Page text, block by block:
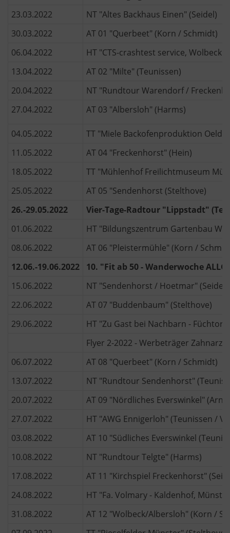
23.03.2022
NT "Altes Backhaus Einen" (Seidel)
30.03.2022
AT 01 "Querbeet" (Korn / Schmidt)
06.04.2022
HT "CTS-crashtest service, Wolbeck"
13.04.2022
AT 02 "Milte" (Teunissen)
20.04.2022
NT "Rundtour Warendorf /
27.04.2022
AT 03 "Albersloh" (Harms)
04.05.2022
TT "Miele Backofenproduktion
11.05.2022
AT 04 "Freckenhorst" (Hein)
18.05.2022
TT "Mühlenhof Freilichtmuseum
25.05.2022
AT 05 "Sendenhorst (Stelthove)
26.-29.05.2022
Vier-Tage-Radtour "Lippstadt"
01.06.2022
HT "Bildungszentrum Gartenbau
08.06.2022
AT 06 "Pleistermühle" (Korn /
12.06.-19.06.2022
10. "Fit ab 50 - Wanderwoche
15.06.2022
NT "Sendenhorst / Hoetmar" (Seidel)
22.06.2022
AT 07 "Buddenbaum" (Stelthove)
29.06.2022
HT "Zu Gast bei Nachbarn -
Flyer 2-2022 - Werbeträger
06.07.2022
AT 08 "Querbeet" (Korn / Schmidt)
13.07.2022
NT "Rundtour Sendenhorst"
20.07.2022
AT 09 "Nördliches Everswinkel"
27.07.2022
HT "AWG Ennigerloh" (Teunissen /
03.08.2022
AT 10 "Südliches Everswinkel
10.08.2022
NT "Rundtour Telgte" (Harms)
17.08.2022
AT 11 "Kirchspiel Freckenhorst"
24.08.2022
HT "Fa. Volmary - Kaldenhof,
31.08.2022
AT 12 "Wolbeck/Albersloh" (Korn /